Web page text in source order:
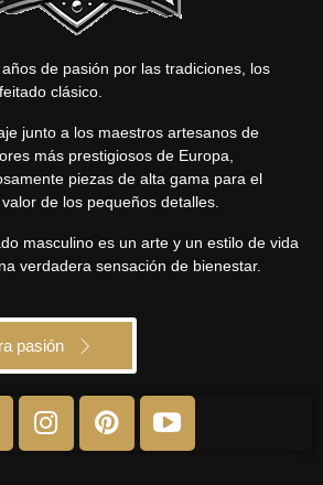
de pasión por las tradiciones, los
clásico.
junto a los maestros artesanos de
más prestigiosos de Europa,
piezas de alta gama para el
de los pequeños detalles.
masculino es un arte y un estilo de vida
verdadera sensación de bienestar.
pasión